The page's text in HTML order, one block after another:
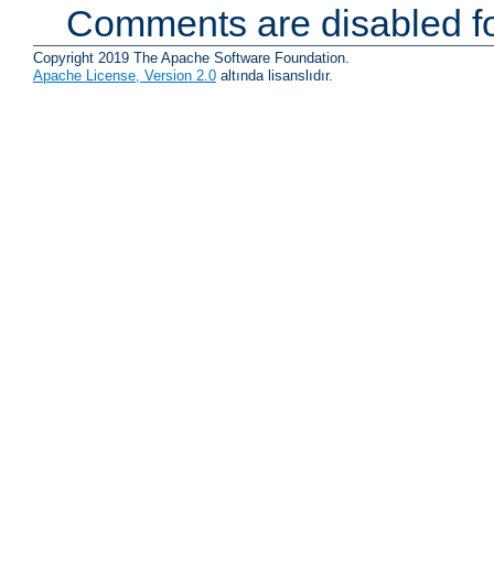
Comments are disabled
Copyright 2019 The Apache Software Foundation.
Apache License, Version 2.0 altında lisanslıdır.